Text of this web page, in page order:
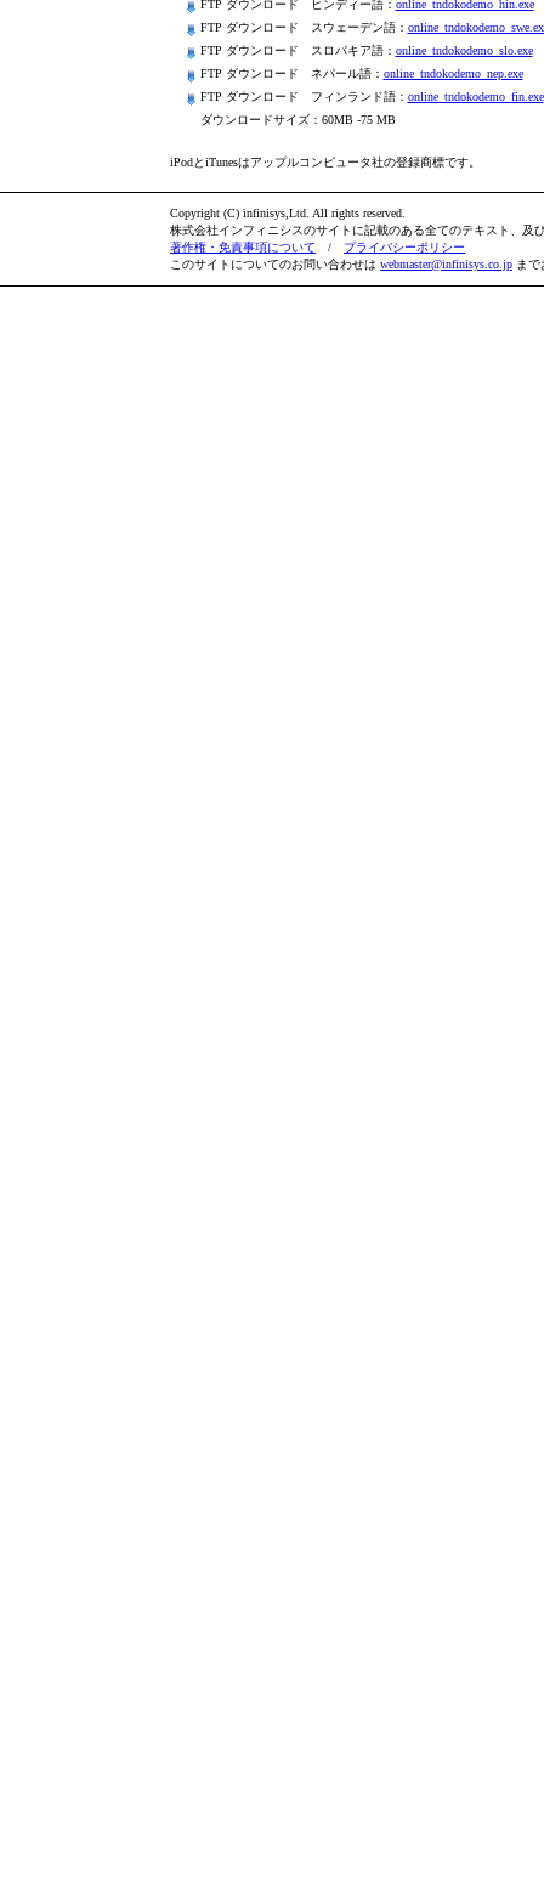
FTP ダウンロード ヒンディー語： online_tndokodemo_hin.exe
FTP ダウンロード スウェーデン語：
FTP ダウンロード スロバキア語： online_tndokodemo_slo.exe
FTP ダウンロード ネパール語： online_tndokodemo_nep.exe
FTP ダウンロード フィンランド語： online_tndokodemo_fin.exe
ダウンロードサイズ：60MB -75 MB
iPodとiTunesはアップルコンピュータ社の登録商標です。
Copyright (C) infinisys,Ltd. All rights reserved.
株式会社インフィニシスのサイトに記載のある全てのテキスト、及
著作権・免責事項について / プライバシーポリシー
このサイトについてのお問い合わせは webmaster@infinisys.co.jp ま